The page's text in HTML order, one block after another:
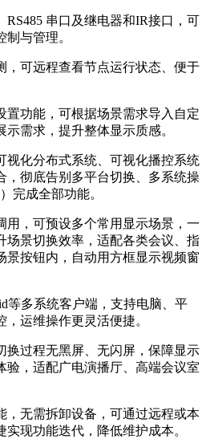
RS485 串口及继电器和IR接口，可
与管理。
，可远程查看节点运行状态、便于
置功能，可根据场景需求导入自定
需求，提升整体显示质感。
视化分布式系统、可视化播控系统
，彻底告别多平台切换、多系统操
完成全部功能。
用，可预设多个常用显示场景，一
场景切换效率，适配各类会议、指
景按钮内，自动用方框显示视频窗
等多系统客户端，支持电脑、平
运维操作更灵活便捷。
换过程无黑屏、无闪屏，保障显示
验，适配广电演播厅、高端会议室
，无需拆卸设备，可通过远程或本
现功能迭代，降低维护成本。